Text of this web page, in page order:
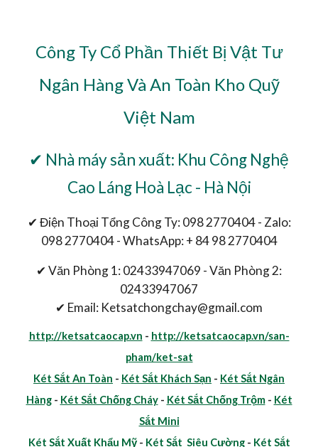
Công Ty Cổ Phần Thiết Bị Vật Tư
Ngân Hàng Và An Toàn Kho Quỹ
Việt Nam
✔ Nhà máy sản xuất: Khu Công Nghệ
Cao Láng Hoà Lạc - Hà Nội
✔ Điện Thoại Tổng Công Ty: 098 2770404 - Zalo:
098 2770404 - WhatsApp: + 84 98 2770404
✔ Văn Phòng 1: 02433947069 - Văn Phòng 2:
02433947067
✔ Email: Ketsatchongchay@gmail.com
http://ketsatcaocap.vn - http://ketsatcaocap.vn/san-
pham/ket-sat
Két Sắt An Toàn - Két Sắt Khách Sạn - Két Sắt Ngân
Hàng- Két Sắt Chống Cháy- Két Sắt Chống Trộm- Két
Sắt Mini
Két Sắt Xuất Khẩu Mỹ- Két Sắt Siêu Cường- Két Sắt